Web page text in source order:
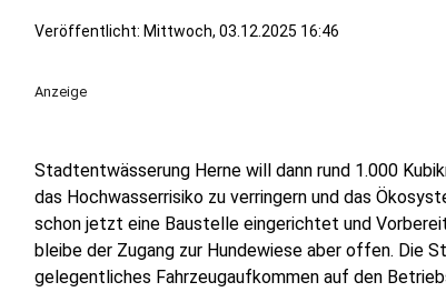
Veröffentlicht: Mittwoch, 03.12.2025 16:46
Anzeige
Stadtentwässerung Herne will dann rund 1.000
das Hochwasserrisiko zu verringern und das
schon jetzt eine Baustelle eingerichtet und
bleibe der Zugang zur Hundewiese aber offen. Die
gelegentliches Fahrzeugaufkommen auf den